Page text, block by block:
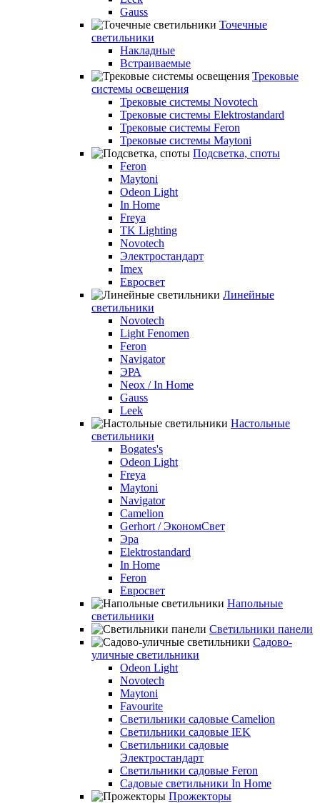
Gauss
Точечные
светильники
Накладные
Встраиваемые
Трековые
системы освещения
Трековые системы Novotech
Трековые системы Elektrostandard
Трековые системы Feron
Трековые системы Maytoni
Подсветка, споты
Feron
Maytoni
Odeon Light
In Home
Freya
TK Lighting
Novotech
Электростандарт
Imex
Евросвет
Линейные
светильники
Novotech
Light Fenomen
Feron
Navigator
ЭРА
Neox / In Home
Gauss
Leek
Настольные
светильники
Bogates's
Odeon Light
Freya
Maytoni
Navigator
Camelion
Gerhort / ЭкономСвет
Эра
Elektrostandard
In Home
Feron
Евросвет
Напольные
светильники
Светильники панели
Садово-
уличные светильники
Odeon Light
Novotech
Maytoni
Favourite
Светильники садовые Camelion
Светильники садовые IEK
Светильники садовые
Электростандарт
Светильники садовые Feron
Садовые светильники In Home
Прожекторы